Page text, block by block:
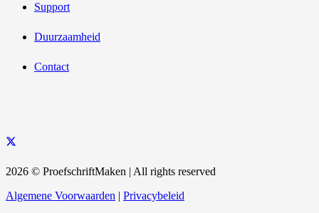
Support
Duurzaamheid
Contact
2026 © ProefschriftMaken | All rights reserved
Algemene Voorwaarden | Privacybeleid